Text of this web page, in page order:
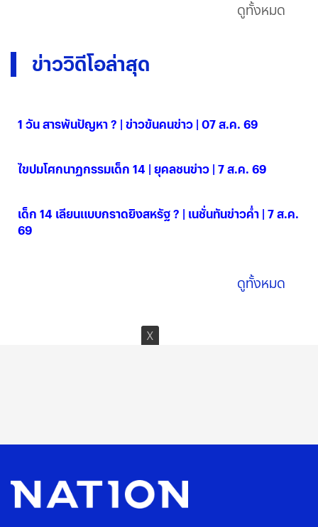
ดูทั้งหมด
ข่าววิดีโอล่าสุด
1 วัน สารพันปัญหา ? | ข่าวข้นคนข่าว | 07 ส.ค. 69
ไขปมโศกนาฏกรรมเด็ก 14 | ยุคลชนข่าว | 7 ส.ค. 69
เด็ก 14 เลียนแบบกราดยิงสหรัฐ ? | เนชั่นทันข่าวค่ำ | 7 ส.ค.
69
ดูทั้งหมด